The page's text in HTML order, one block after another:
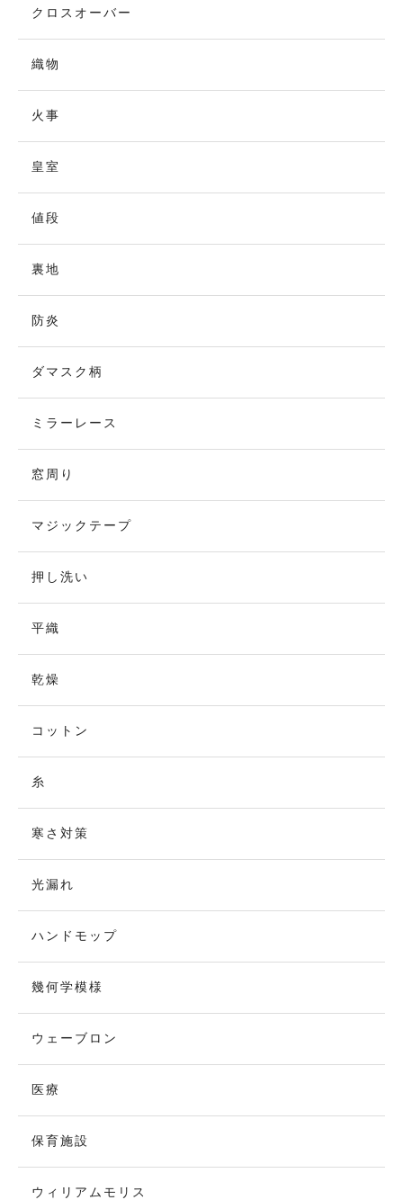
クロスオーバー
織物
火事
皇室
値段
裏地
防炎
ダマスク柄
ミラーレース
窓周り
マジックテープ
押し洗い
平織
乾燥
コットン
糸
寒さ対策
光漏れ
ハンドモップ
幾何学模様
ウェーブロン
医療
保育施設
ウィリアムモリス